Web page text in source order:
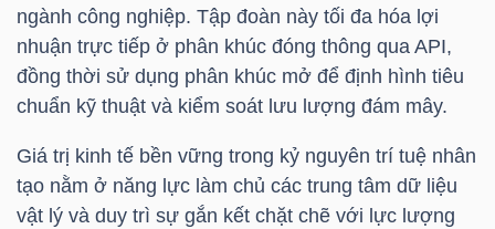
ngành công nghiệp. Tập đoàn này tối đa hóa lợi
nhuận trực tiếp ở phân khúc đóng thông qua API,
đồng thời sử dụng phân khúc mở để định hình tiêu
chuẩn kỹ thuật và kiểm soát lưu lượng đám mây.
Giá trị kinh tế bền vững trong kỷ nguyên trí tuệ nhân
tạo nằm ở năng lực làm chủ các trung tâm dữ liệu
vật lý và duy trì sự gắn kết chặt chẽ với lực lượng